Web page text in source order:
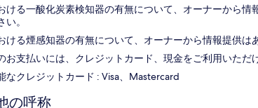
ける一酸化炭素検知器の有無について、オーナーから
い。
ける煙感知器の有無について、オーナーから情報提供は
お支払いには、クレジットカード、現金をご利用いただ
なクレジットカード : Visa、Mastercard
の呼称